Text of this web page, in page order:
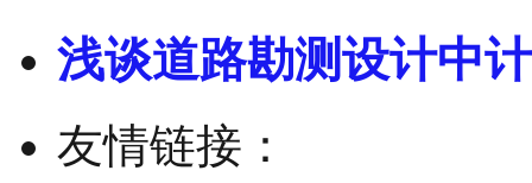
浅谈道路勘测设计中
友情链接：